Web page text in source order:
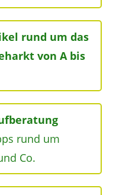
rund um das
von A bis
rund um
Co.